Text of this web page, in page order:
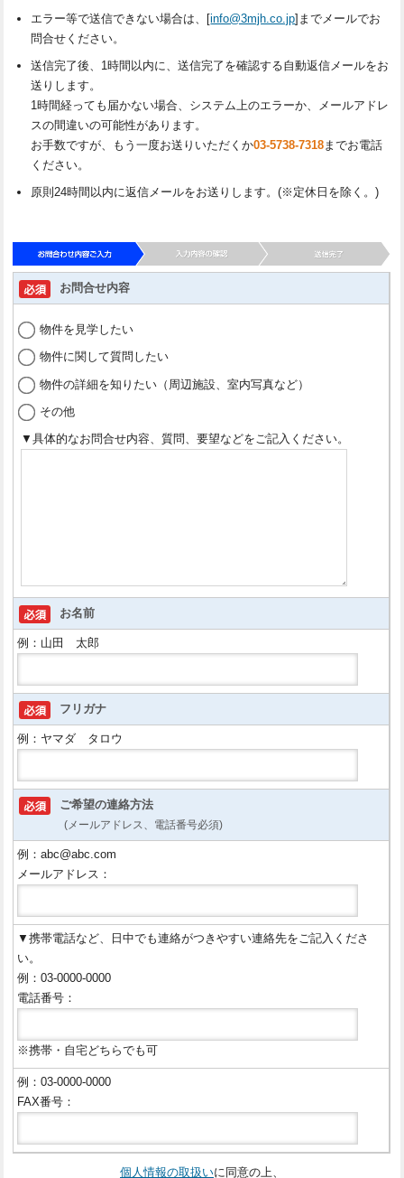
エラー等で送信できない場合は、[info@3mjh.co.jp]までメールでお
問合せください。
送信完了後、1時間以内に、送信完了を確認する自動返信メールをお
送りします。
1時間経っても届かない場合、システム上のエラーか、メールアドレ
スの間違いの可能性があります。
お手数ですが、もう一度お送りいただくか03-5738-7318までお電話
ください。
原則24時間以内に返信メールをお送りします。(※定休日を除く。)
お問合せ内容
物件を見学したい
物件に関して質問したい
物件の詳細を知りたい（周辺施設、室内写真など）
その他
▼具体的なお問合せ内容、質問、要望などをご記入ください。
お名前
例：山田 太郎
フリガナ
例：ヤマダ タロウ
ご希望の連絡方法
(メールアドレス、電話番号必須)
例：abc@abc.com
メールアドレス：
▼携帯電話など、日中でも連絡がつきやすい連絡先をご記入くださ
い。
例：03-0000-0000
電話番号：
※携帯・自宅どちらでも可
例：03-0000-0000
FAX番号：
個人情報の取扱いに同意の上、